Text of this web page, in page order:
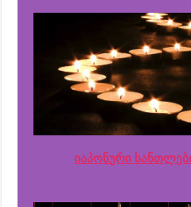
იაპონური